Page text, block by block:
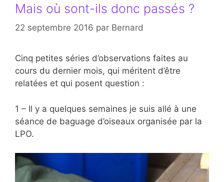
Mais où sont-ils donc passés ?
22 septembre 2016 par Bernard
Cinq petites séries d’observations faites au
cours du dernier mois, qui méritent d’être
relatées et qui posent question :
1 – Il y a quelques semaines je suis allé à une
séance de baguage d’oiseaux organisée par la
LPO.